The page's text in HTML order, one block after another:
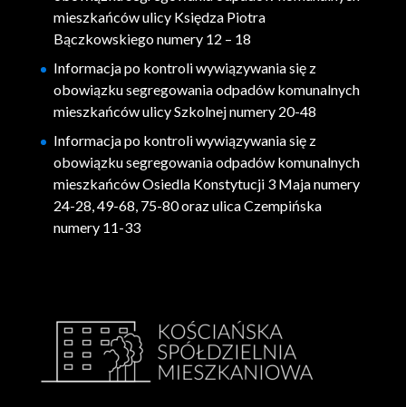
mieszkańców ulicy Księdza Piotra
Bączkowskiego numery 12 – 18
Informacja po kontroli wywiązywania się z
obowiązku segregowania odpadów komunalnych
mieszkańców ulicy Szkolnej numery 20-48
Informacja po kontroli wywiązywania się z
obowiązku segregowania odpadów komunalnych
mieszkańców Osiedla Konstytucji 3 Maja numery
24-28, 49-68, 75-80 oraz ulica Czempińska
numery 11-33